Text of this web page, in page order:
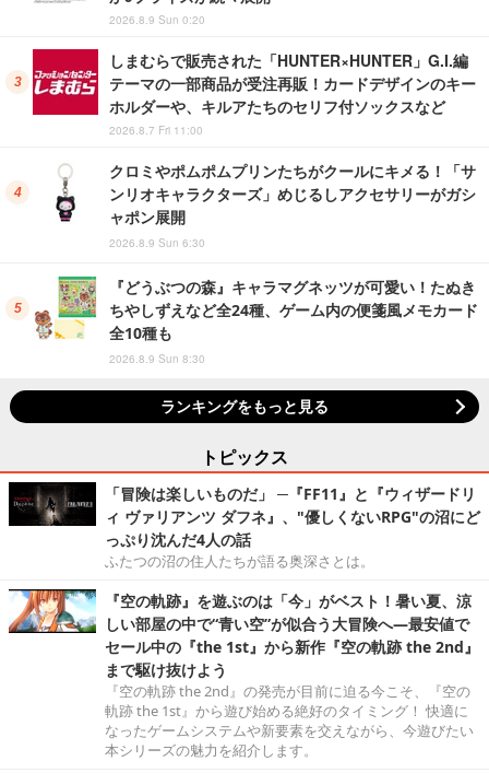
2026.8.9 Sun 0:20
しまむらで販売された「HUNTER×HUNTER」G.I.編
テーマの一部商品が受注再販！カードデザインのキー
ホルダーや、キルアたちのセリフ付ソックスなど
2026.8.7 Fri 11:00
クロミやポムポムプリンたちがクールにキメる！「サ
ンリオキャラクターズ」めじるしアクセサリーがガシ
ャポン展開
2026.8.9 Sun 6:30
『どうぶつの森』キャラマグネッツが可愛い！たぬき
ちやしずえなど全24種、ゲーム内の便箋風メモカード
全10種も
2026.8.9 Sun 8:30
ランキングをもっと見る
トピックス
「冒険は楽しいものだ」 ─『FF11』と『ウィザードリ
ィ ヴァリアンツ ダフネ』、"優しくないRPG"の沼にど
っぷり沈んだ4人の話
ふたつの沼の住人たちが語る奥深さとは。
『空の軌跡』を遊ぶのは「今」がベスト！暑い夏、涼
しい部屋の中で“青い空”が似合う大冒険へ―最安値で
セール中の『the 1st』から新作『空の軌跡 the 2nd』
まで駆け抜けよう
『空の軌跡 the 2nd』の発売が目前に迫る今こそ、『空の
軌跡 the 1st』から遊び始める絶好のタイミング！ 快適に
なったゲームシステムや新要素を交えながら、今遊びたい
本シリーズの魅力を紹介します。